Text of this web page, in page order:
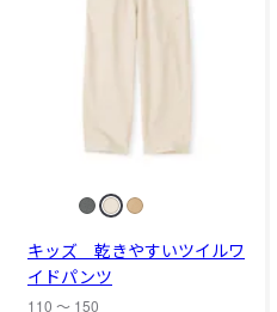
キッズ 乾きやすいツイルワ
イドパンツ
110 〜 150